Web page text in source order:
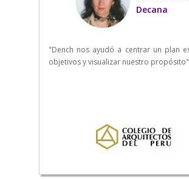
Decana
"Dench nos ayudó a centrar un plan
objetivos y visualizar nuestro